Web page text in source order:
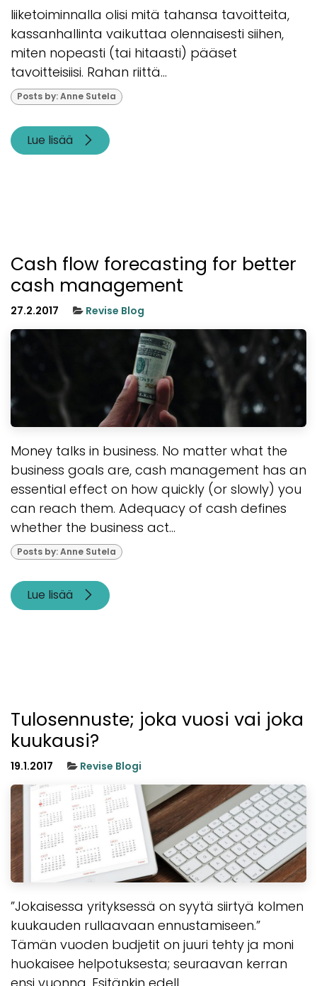
liiketoiminnalla olisi mitä tahansa tavoitteita,
kassanhallinta vaikuttaa olennaisesti siihen,
miten nopeasti (tai hitaasti) pääset
tavoitteisiisi. Rahan riittä...
Posts by: Anne Sutela
Lue lisää
Cash flow forecasting for better
cash management
27.2.2017 Revise Blog
Money talks in business. No matter what the
business goals are, cash management has an
essential effect on how quickly (or slowly) you
can reach them. Adequacy of cash defines
whether the business act...
Posts by: Anne Sutela
Lue lisää
Tulosennuste; joka vuosi vai joka
kuukausi?
19.1.2017 Revise Blogi
”Jokaisessa yrityksessä on syytä siirtyä kolmen
kuukauden rullaavaan ennustamiseen.”
Tämän vuoden budjetit on juuri tehty ja moni
huokaisee helpotuksesta; seuraavan kerran